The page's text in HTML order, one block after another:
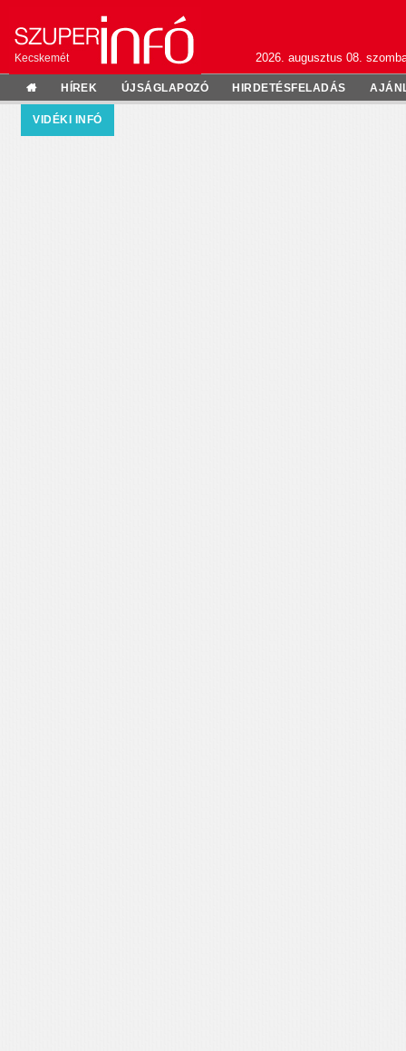
Kecskemét 2026. augusztus 08.
HÍREK ÚJSÁGLAPOZÓ HIRDETÉSFELADÁS
VIDÉKI INFÓ